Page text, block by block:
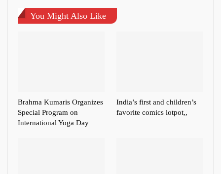
You Might Also Like
Brahma Kumaris Organizes
Special Program on
International Yoga Day
India’s first and children’s
favorite comics lotpot,,